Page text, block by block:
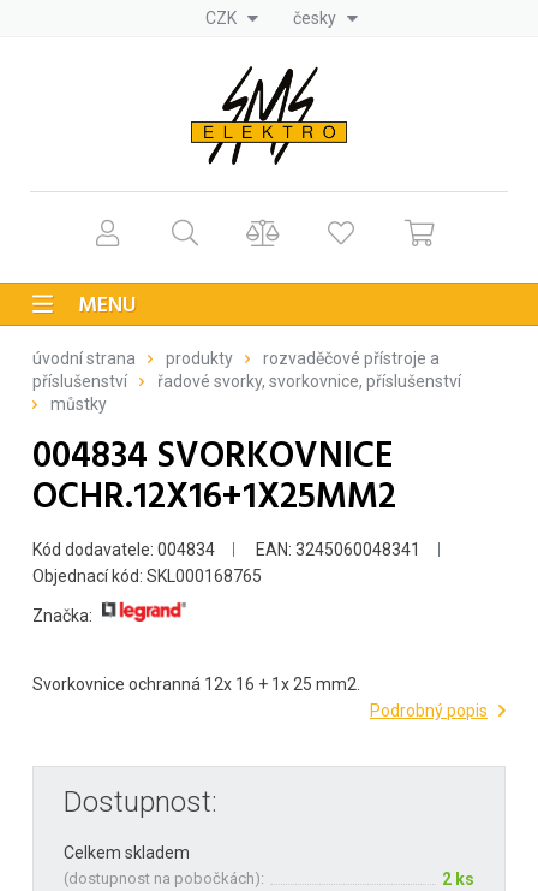
CZK česky
MENU
úvodní strana produkty
rozvaděčové přístroje a
příslušenství
řadové svorky, svorkovnice, příslušenství
můstky
004834 SVORKOVNICE
OCHR.12X16+1X25MM2
Kód dodavatele: 004834
EAN: 3245060048341
Objednací kód: SKL000168765
Značka:
Svorkovnice ochranná 12x 16 + 1x 25 mm2.
Podrobný popis
Dostupnost:
Celkem skladem
(dostupnost na pobočkách):
2 ks